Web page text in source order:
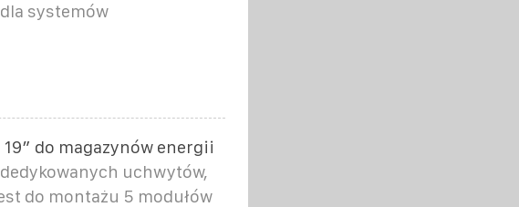
systemów
19″ do magazynów energii
uchwytów,
do montażu 5 modułów